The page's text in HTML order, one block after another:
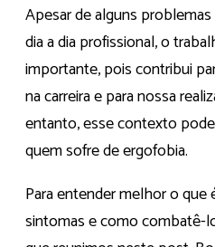
Apesar de alguns
dia a dia profissional, o
importante, pois contribui
na carreira e para nossa
entanto, esse contexto
quem sofre de ergofobia.
Para entender melhor o que
sintomas e como combatê-